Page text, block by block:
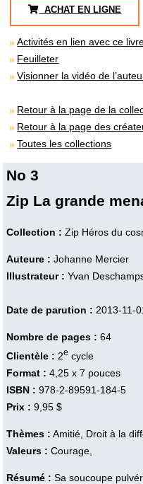
ACHAT EN LIGNE
Activités en lien avec ce
Feuilleter
Visionner la vidéo de
Retour à la page de la
Retour à la page des
Toutes les collections
No 3
Zip La grande
Collection : Zip Héros du
Auteure : Johanne Mercier
Illustrateur : Yvan
Date de parution : 2013-11-
Nombre de pages : 64
Clientèle : 2e cycle
Format : 4,25 x 7 pouces
ISBN : 978-2-89591-184-5
Prix : 9,95 $
Thèmes : Amitié, Droit à la
Valeurs : Courage,
Résumé : Sa soucoupe